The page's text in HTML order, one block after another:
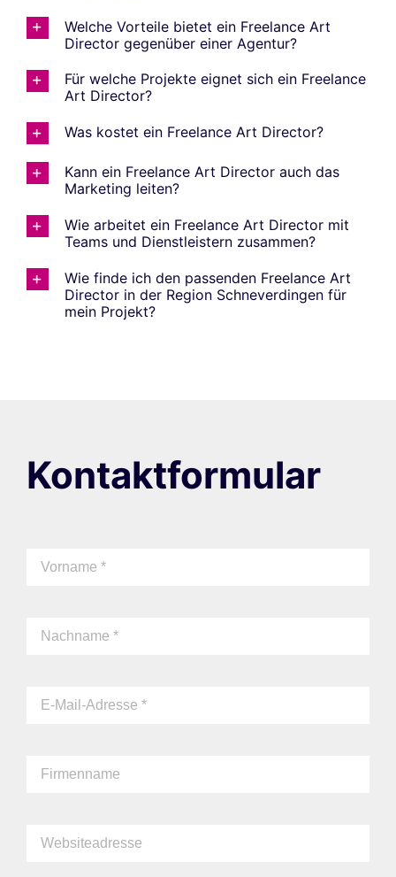
Welche Vorteile bietet ein Freelance Art
Director gegenüber einer Agentur?
Für welche Projekte eignet sich ein Freelance
Art Director?
Was kostet ein Freelance Art Director?
Kann ein Freelance Art Director auch das
Marketing leiten?
Wie arbeitet ein Freelance Art Director mit
Teams und Dienstleistern zusammen?
Wie finde ich den passenden Freelance Art
Director in der Region Schneverdingen für
mein Projekt?
Kontaktformular